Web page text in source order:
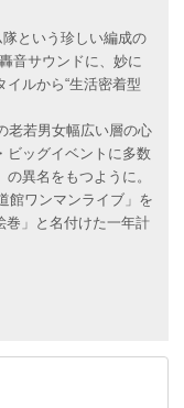
という珍しい編成の
音サウンドに、妙に
ルから“生活密着型
老若男女幅広い層の心
ビッグイベントに多数
異名をもつように。
館ワンマンライブ」を
巻」と名付けた一年計